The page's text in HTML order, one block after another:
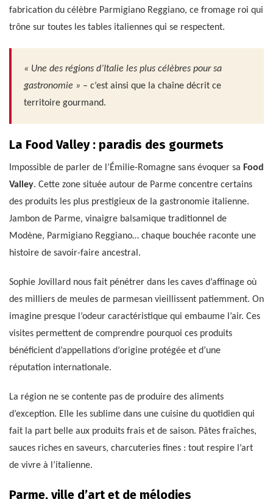
fabrication du célèbre Parmigiano Reggiano, ce fromage roi qui
trône sur toutes les tables italiennes qui se respectent.
« Une des régions d’Italie les plus célèbres pour sa
gastronomie » – c’est ainsi que la chaîne décrit ce
territoire gourmand.
La Food Valley : paradis des gourmets
Impossible de parler de l’Émilie-Romagne sans évoquer sa Food
Valley. Cette zone située autour de Parme concentre certains
des produits les plus prestigieux de la gastronomie italienne.
Jambon de Parme, vinaigre balsamique traditionnel de
Modène, Parmigiano Reggiano… chaque bouchée raconte une
histoire de savoir-faire ancestral.
Sophie Jovillard nous fait pénétrer dans les caves d’affinage où
des milliers de meules de parmesan vieillissent patiemment. On
imagine presque l’odeur caractéristique qui embaume l’air. Ces
visites permettent de comprendre pourquoi ces produits
bénéficient d’appellations d’origine protégée et d’une
réputation internationale.
La région ne se contente pas de produire des aliments
d’exception. Elle les sublime dans une cuisine du quotidien qui
fait la part belle aux produits frais et de saison. Pâtes fraîches,
sauces riches en saveurs, charcuteries fines : tout respire l’art
de vivre à l’italienne.
Parme, ville d’art et de mélodies